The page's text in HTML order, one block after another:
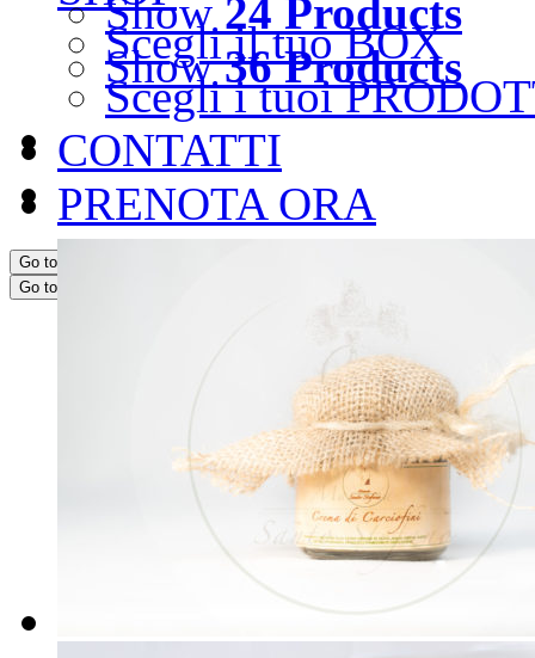
Scegli il tuo BOX
Scegli i tuoi
CONTATTI
PRENOTA ORA
Go to...
Go to...
Show 24 Products
Show36 Products